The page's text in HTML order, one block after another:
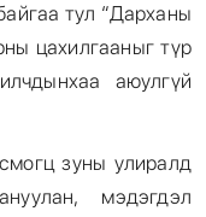
тул “Дарханы
цахилгааныг түр
аюулгүй
зуны улиралд
мэдэгдэл